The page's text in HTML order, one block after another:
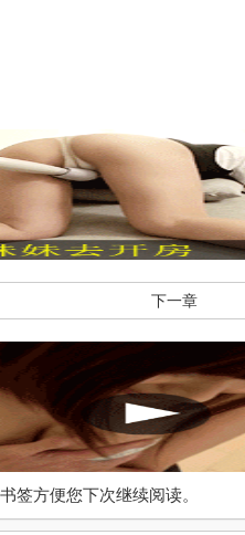
下一章
方便您下次继续阅读。